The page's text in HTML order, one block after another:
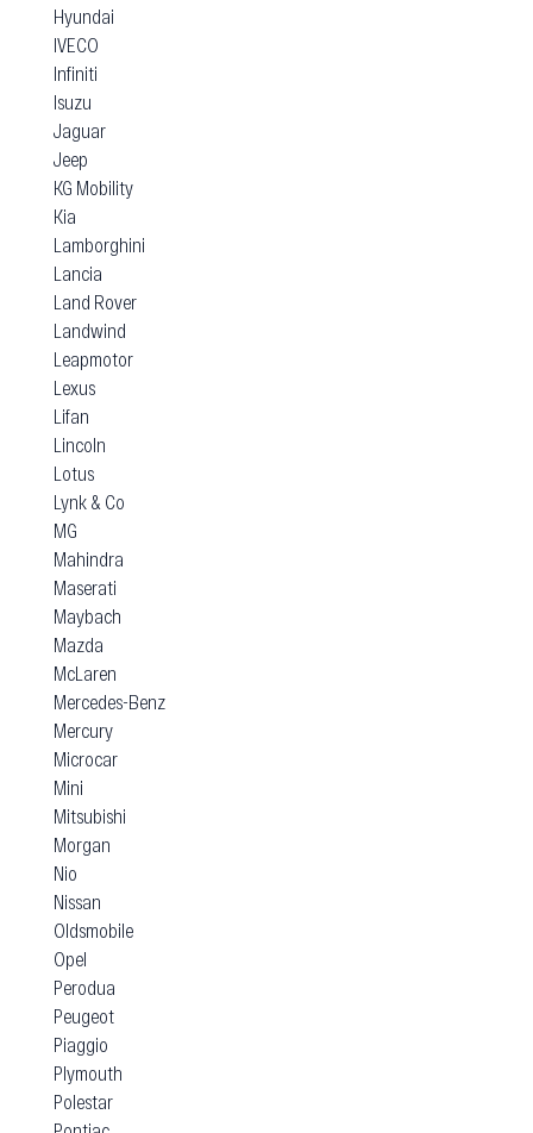
Hyundai
IVECO
Infiniti
Isuzu
Jaguar
Jeep
KG Mobility
Kia
Lamborghini
Lancia
Land Rover
Landwind
Leapmotor
Lexus
Lifan
Lincoln
Lotus
Lynk & Co
MG
Mahindra
Maserati
Maybach
Mazda
McLaren
Mercedes-Benz
Mercury
Microcar
Mini
Mitsubishi
Morgan
Nio
Nissan
Oldsmobile
Opel
Perodua
Peugeot
Piaggio
Plymouth
Polestar